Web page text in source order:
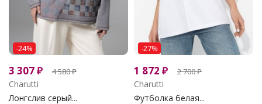
-24%
3 307₽ 4 580₽
Charutti
Лонгслив серый...
-27%
1 872 ₽ 2 700₽
Charutti
Футболка белая...